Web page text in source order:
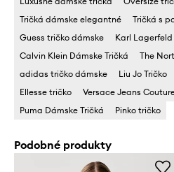
Tričká dámske elegantné
Tričká s
Guess tričko dámske
Karl Lagerfeld
Calvin Klein Dámske Tričká
The
adidas tričko dámske
Liu Jo Tričko
Ellesse tričko
Versace Jeans
Puma Dámske Tričká
Pinko tričko
Podobné produkty